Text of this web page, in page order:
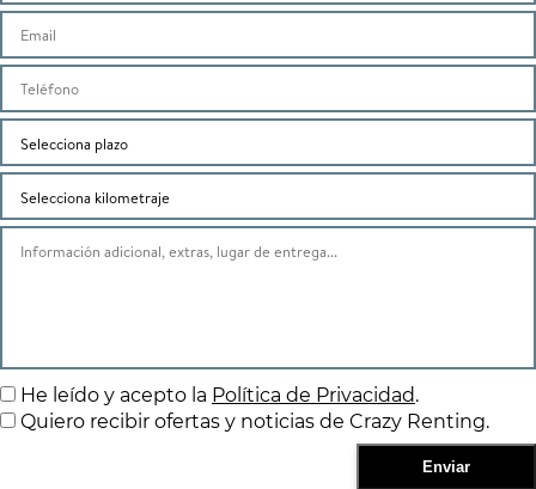
He leído y acepto la Política de Privacidad.
Quiero recibir ofertas y noticias de Crazy Renting.